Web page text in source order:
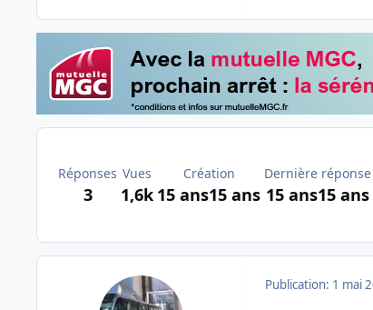
Réponses
3
Vues
1,6k
Création
15 ans15 ans
Dernière réponse
15 ans15 ans
Publication: 1 mai